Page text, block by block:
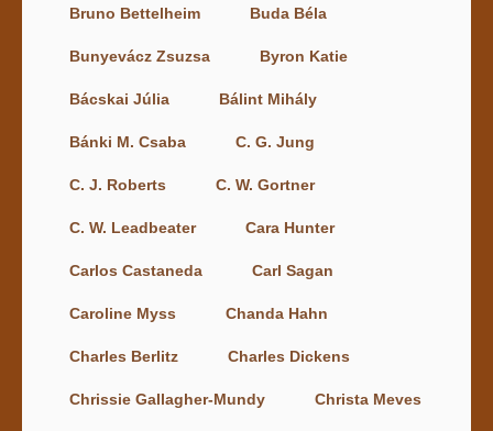
Bruno Bettelheim Buda Béla
Bunyevácz Zsuzsa Byron Katie
Bácskai Júlia Bálint Mihály
Bánki M. Csaba C. G. Jung
C. J. Roberts C. W. Gortner
C. W. Leadbeater Cara Hunter
Carlos Castaneda Carl Sagan
Caroline Myss Chanda Hahn
Charles Berlitz Charles Dickens
Chrissie Gallagher-Mundy Christa Meves